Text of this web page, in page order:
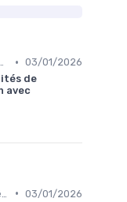
habitation • 03/01/2026
de
avec
• 03/01/2026